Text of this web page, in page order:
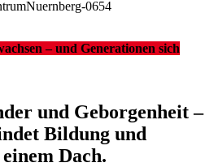
– und Generationen sich
und Geborgenheit –
Bildung und
Dach.